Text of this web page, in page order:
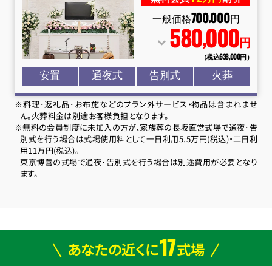
一般価格700,000円
580,000円
（税込638,000円）
安置 通夜式 告別式 火葬
※料理･返礼品･お布施などのプラン外サービス・物品は含まれませ
ん。火葬料金は別途お客様負担となります。
※無料の会員制度に未加入の方が、家族葬の長坂直営式場で通夜･告
別式を行う場合は式場使用料として一日利用5.5万円(税込)・二日利
用11万円(税込)。
東京博善の式場で通夜･告別式を行う場合は別途費用が必要となり
ます。
あなたの近くに17式場